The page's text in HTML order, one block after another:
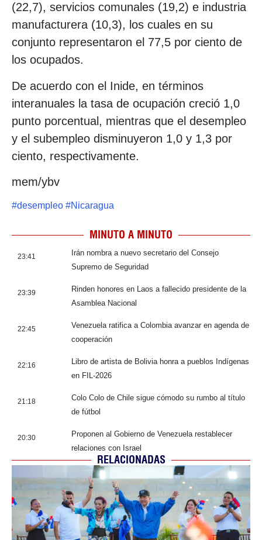
(22,7), servicios comunales (19,2) e industria
manufacturera (10,3), los cuales en su
conjunto representaron el 77,5 por ciento de
los ocupados.
De acuerdo con el Inide, en términos
interanuales la tasa de ocupación creció 1,0
punto porcentual, mientras que el desempleo
y el subempleo disminuyeron 1,0 y 1,3 por
ciento, respectivamente.
mem/ybv
#desempleo #Nicaragua
MINUTO A MINUTO
23:41
Irán nombra a nuevo secretario del Consejo
Supremo de Seguridad
23:39
Rinden honores en Laos a fallecido presidente de la
Asamblea Nacional
22:45
Venezuela ratifica a Colombia avanzar en agenda de
cooperación
22:16
Libro de artista de Bolivia honra a pueblos Indígenas
en FIL-2026
21:18
Colo Colo de Chile sigue cómodo su rumbo al título
de fútbol
20:30
Proponen al Gobierno de Venezuela restablecer
relaciones con Israel
RELACIONADAS